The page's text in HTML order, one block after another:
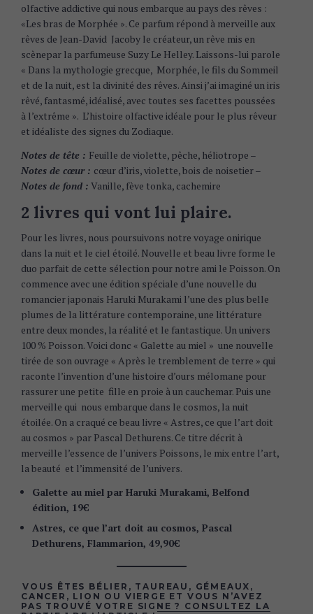
olfactive addictive qui nous embarque au pays des rêves :
«Les bras de Morphée ». Ce parfum répond à merveille aux
rêves de Jean-David Jacoby le créateur, un rêve mis en
scènepar la parfumeuse Suzy Le Helley. Laissons-lui parole
« Dans la mythologie grecque, Morphée, le fils du Sommeil
et de la nuit, est la divinité des rêves. Ainsi j’ai imaginé un iris
rêvé, fantasmé, idéalisé, avec toutes ses facettes poussées
à l’extrême ». L’histoire olfactive idéale pour le plus rêveur
et idéaliste des signes du Zodiaque.
Notes de tête : Feuille de violette, pêche, héliotrope –
Notes de cœur : cœur d’iris, violette, bois de noisetier –
Notes de fond : Vanille, fève tonka, cachemire
2 livres qui vont lui plaire.
Pour les livres, nous poursuivons notre voyage onirique
dans la nuit et le ciel étoilé. Nouvelle et beau livre forme le
duo parfait de cette sélection pour notre ami le Poisson. On
commence avec une édition spéciale d’une nouvelle du
romancier japonais Haruki Murakami l’une des plus belle
plumes de la littérature contemporaine, une littérature
entre deux mondes, la réalité et le fantastique. Un univers
100 % Poisson. Voici donc « Galette au miel » une nouvelle
tirée de son ouvrage « Après le tremblement de terre » qui
raconte l’invention d’une histoire d’ours mélomane pour
rassurer une petite fille en proie à un cauchemar. Puis une
merveille qui nous embarque dans le cosmos, la nuit
étoilée. On a craqué ce beau livre « Astres, ce que l’art doit
au cosmos » par Pascal Dethurens. Ce titre décrit à
merveille l’essence de l’univers Poissons, le mix entre l’art,
la beauté et l’immensité de l’univers.
Galette au miel par Haruki Murakami, Belfond
édition, 19€
Astres, ce que l’art doit au cosmos, Pascal
Dethurens, Flammarion, 49,90€
VOUS ÊTES BÉLIER, TAUREAU, GÉMEAUX,
CANCER, LION OU VIERGE ET VOUS N’AVEZ
PAS TROUVÉ VOTRE SIGNE ? CONSULTEZ LA